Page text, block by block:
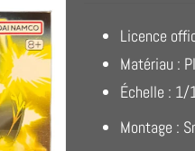
Licence
Matériau :
Échelle : 1/
Montage :